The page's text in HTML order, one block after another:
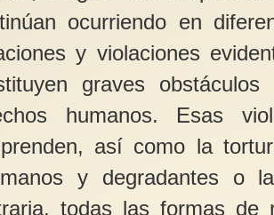
ocurriendo en
y violaciones
graves
humanos. Esas
así como la
y degradantes o
todas las formas de